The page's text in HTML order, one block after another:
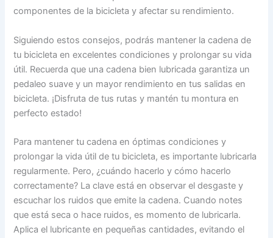
componentes de la bicicleta y afectar su rendimiento.
Siguiendo estos consejos, podrás mantener la cadena de
tu bicicleta en excelentes condiciones y prolongar su vida
útil. Recuerda que una cadena bien lubricada garantiza un
pedaleo suave y un mayor rendimiento en tus salidas en
bicicleta. ¡Disfruta de tus rutas y mantén tu montura en
perfecto estado!
Para mantener tu cadena en óptimas condiciones y
prolongar la vida útil de tu bicicleta, es importante lubricarla
regularmente. Pero, ¿cuándo hacerlo y cómo hacerlo
correctamente? La clave está en observar el desgaste y
escuchar los ruidos que emite la cadena. Cuando notes
que está seca o hace ruidos, es momento de lubricarla.
Aplica el lubricante en pequeñas cantidades, evitando el